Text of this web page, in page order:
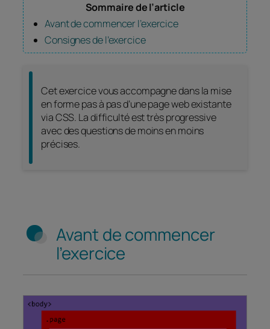
Sommaire de l’article
Avant de commencer l’exercice
Consignes de l’exercice
Cet exercice vous accompagne dans la mise
en forme pas à pas d’une page web existante
via CSS. La difficulté est très progressive
avec des questions de moins en moins
précises.
Avant de commencer
l’exercice